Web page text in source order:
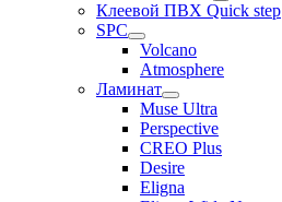
Клеевой ПВХ Quick step
SPC
Volcano
Atmosphere
Ламинат
Muse Ultra
Perspective
CREO Plus
Desire
Eligna